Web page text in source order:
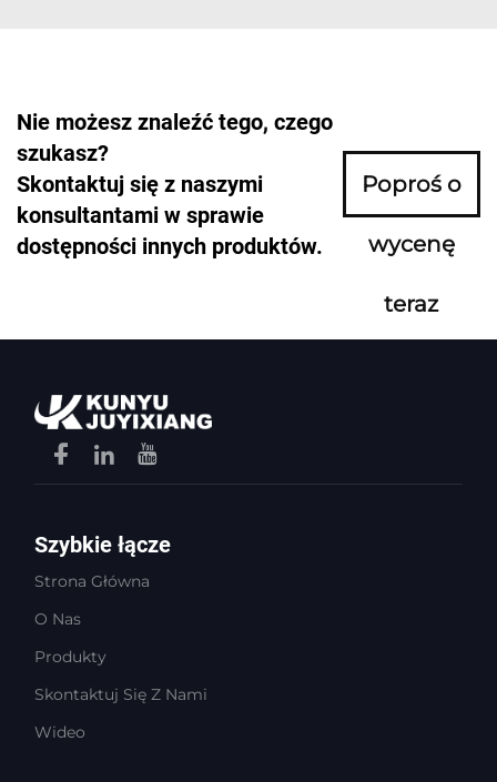
Nie możesz znaleźć tego, czego
szukasz?
Skontaktuj się z naszymi
konsultantami w sprawie
dostępności innych produktów.
Poproś o
wycenę
teraz
Szybkie łącze
Strona Główna
O Nas
Produkty
Skontaktuj Się Z Nami
Wideo